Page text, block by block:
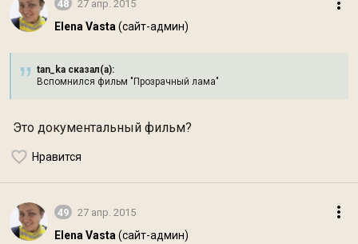
48 27 апр. 2015
Elena Vasta (сайт-админ)
tan_ka сказал(а):
Вспомнился фильм "Прозрачный лама"
Это документальный фильм?
Нравится
49 27 апр. 2015
Elena Vasta (сайт-админ)